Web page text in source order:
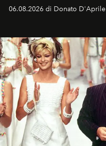
06.08.2026 di Donato D'Aprile